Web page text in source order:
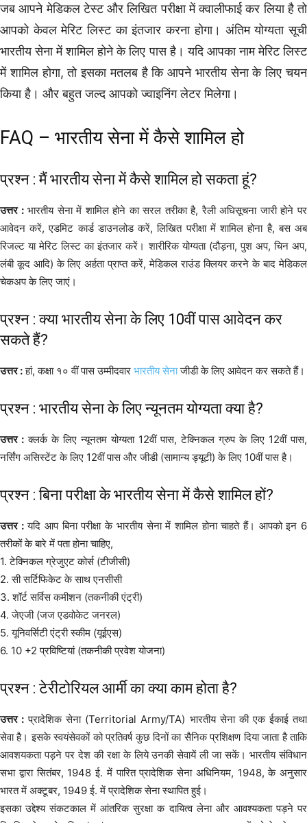
जब आपने मेडिकल टेस्ट और लिखित परीक्षा में क्वालीफाई कर लिया है तो
आपको केवल मेरिट लिस्ट का इंतजार करना होगा। अंतिम योग्यता सूची
भारतीय सेना में शामिल होने के लिए पास है। यदि आपका नाम मेरिट लिस्ट
में शामिल होगा, तो इसका मतलब है कि आपने भारतीय सेना के लिए चयन
किया है। और बहुत जल्द आपको ज्वाइनिंग लेटर मिलेगा।
FAQ – भारतीय सेना में कैसे शामिल हो
प्रश्न : मैं भारतीय सेना में कैसे शामिल हो सकता हूं?
उत्तर :भारतीय सेना में शामिल होने का सरल तरीका है, रैली अधिसूचना जारी होने पर
आवेदन करें, एडमिट कार्ड डाउनलोड करें, लिखित परीक्षा में शामिल होना है, बस अब
रिजल्ट या मेरिट लिस्ट का इंतजार करें। शारीरिक योग्यता (दौड़ना, पुश अप, चिन अप,
लंबी कूद आदि) के लिए अर्हता प्राप्त करें, मेडिकल राउंड क्लियर करने के बाद मेडिकल
चेकअप के लिए जाएं।
प्रश्न : क्या भारतीय सेना के लिए 10वीं पास आवेदन कर
सकते हैं?
उत्तर :हां, कक्षा १० वीं पास उम्मीदवार भारतीय सेनाजीडी के लिए आवेदन कर सकते हैं।
प्रश्न : भारतीय सेना के लिए न्यूनतम योग्यता क्या है?
उत्तर : क्लर्क के लिए न्यूनतम योग्यता 12वीं पास, टेक्निकल ग्रुप के लिए 12वीं पास,
नर्सिंग असिस्टेंट के लिए 12वीं पास और जीडी (सामान्य ड्यूटी) के लिए 10वीं पास है।
प्रश्न : बिना परीक्षा के भारतीय सेना में कैसे शामिल हों?
उत्तर :यदि आप बिना परीक्षा के भारतीय सेना में शामिल होना चाहते हैं। आपको इन 6
तरीकों के बारे में पता होना चाहिए,
1. टेक्निकल ग्रेजुएट कोर्स (टीजीसी)
2. सी सर्टिफिकेट के साथ एनसीसी
3. शॉर्ट सर्विस कमीशन (तकनीकी एंट्री)
4. जेएजी (जज एडवोकेट जनरल)
5. यूनिवर्सिटी एंट्री स्कीम (यूईएस)
6. 10 +2 प्रविष्टियां (तकनीकी प्रवेश योजना)
प्रश्न : टेरीटोरियल आर्मी का क्या काम होता है?
उत्तर : प्रादेशिक सेना (Territorial Army/TA) भारतीय सेना की एक ईकाई तथा
सेवा है। इसके स्वयंसेवकों को प्रतिवर्ष कुछ दिनों का सैनिक प्रशिक्षण दिया जाता है ताकि
आवशयकता पड़ने पर देश की रक्षा के लिये उनकी सेवायें ली जा सकें। भारतीय संविधान
सभा द्वारा सितंबर, 1948 ई. में पारित प्रादेशिक सेना अधिनियम, 1948, के अनुसार
भारत में अक्टूबर, 1949 ई. में प्रादेशिक सेना स्थापित हुई।
इसका उद्देश्य संकटकाल में आंतरिक सुरक्षा क दायित्व लेना और आवश्यकता पड़ने पर